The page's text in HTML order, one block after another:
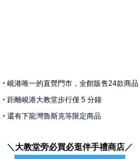
・ 峴港唯一的直營門市，全館販售24款商品
・ 距離峴港大教堂步行僅 5 分鐘
・ 還有下龍灣魯斯克等限定商品
＼大教堂旁必買必逛伴手禮商店／